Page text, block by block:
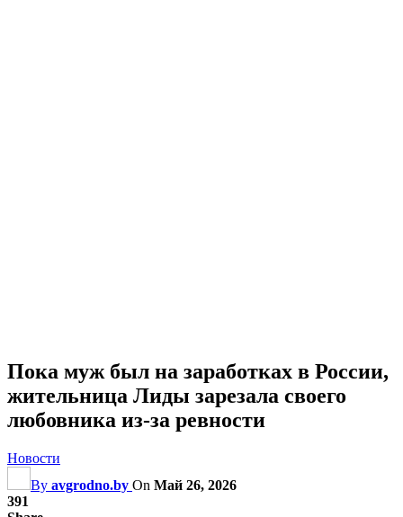
Пока муж был на заработках в России,
жительница Лиды зарезала своего
любовника из-за ревности
Новости
By avgrodno.by On Май 26, 2026
391